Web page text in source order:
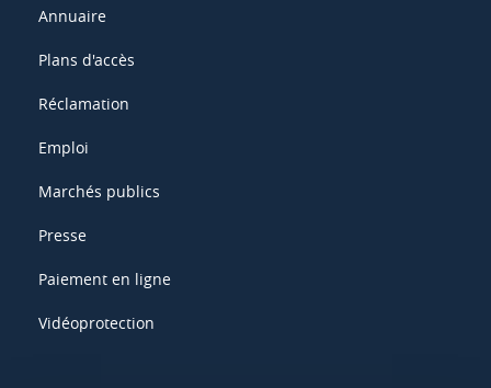
Annuaire
Plans d'accès
Réclamation
Emploi
Marchés publics
Presse
Paiement en ligne
Vidéoprotection